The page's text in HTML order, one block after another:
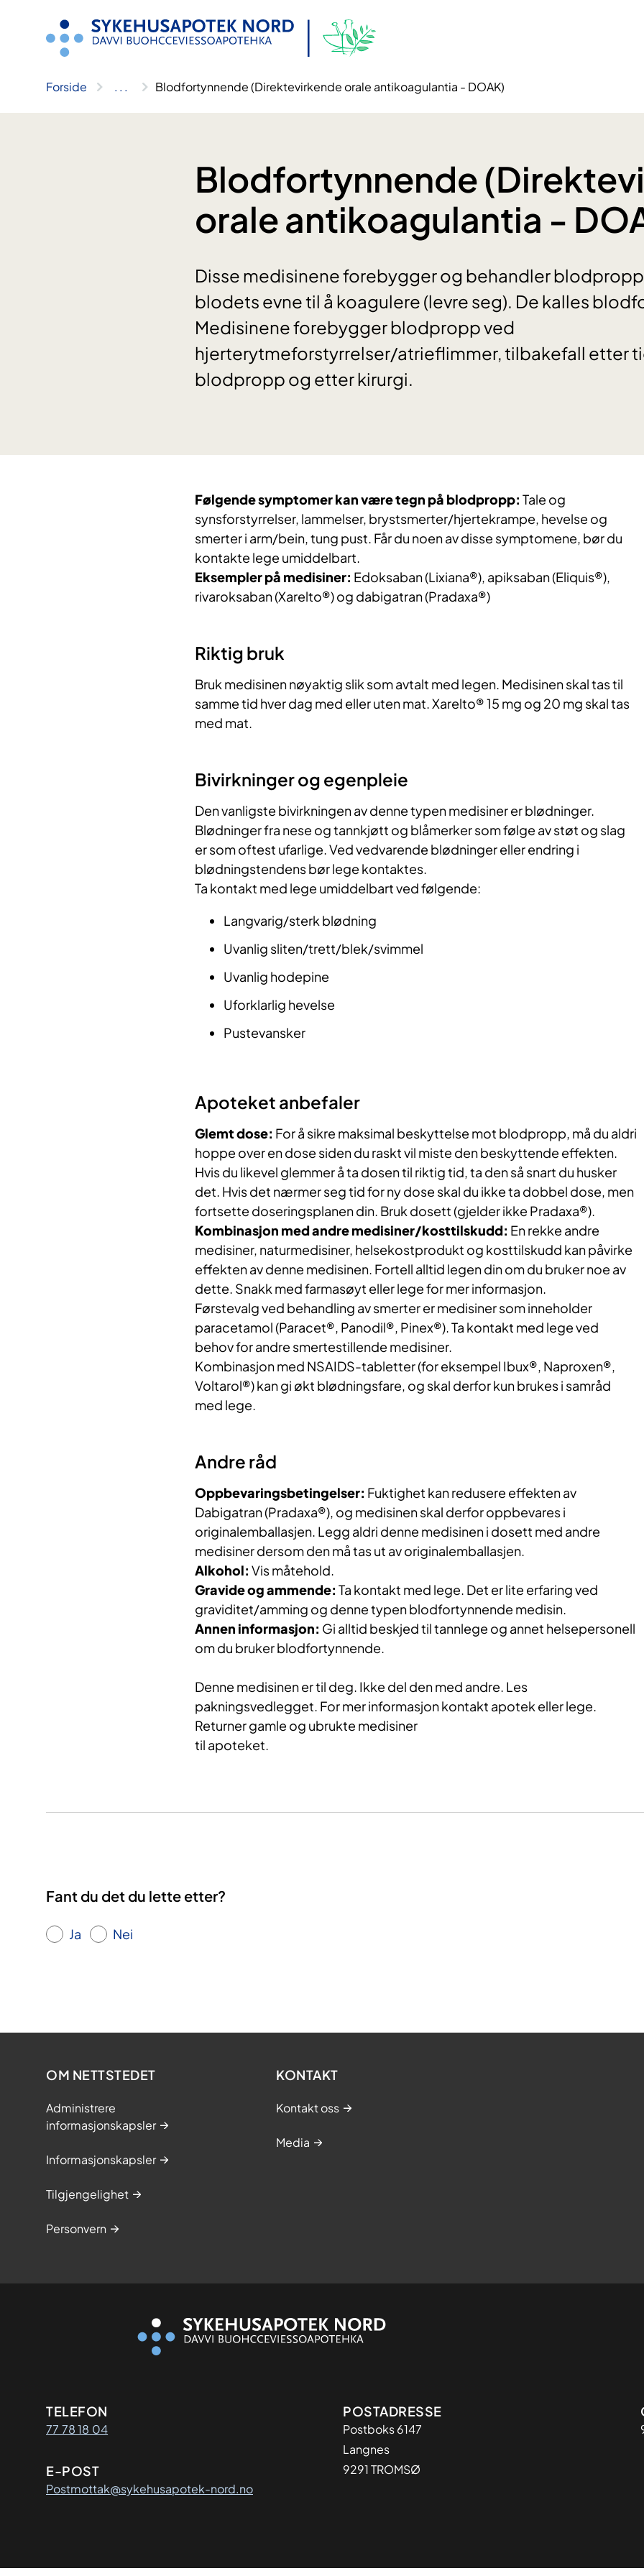
Forside .. . Blodfortynnende (Direktevirkende orale antikoagulantia - DOAK)
Blodfortynnende
orale antikoagulantia -
Disse medisinene forebygger og behandler
blodets evne til å koagulere (levre seg). De kalles
Medisinene forebygger blodpropp ved
hjerterytmeforstyrrelser/atrieflimmer, tilbakefall etter
blodpropp og etter kirurgi.
Følgende symptomer kan være tegn på blodpropp: Tale og
synsforstyrrelser, lammelser, brystsmerter/hjertekrampe, hevelse og
smerter i arm/bein, tung pust. Får du noen av disse symptomene, bør du
kontakte lege umiddelbart.
Eksempler på medisiner: Edoksaban (Lixiana®), apiksaban (Eliquis®),
rivaroksaban (Xarelto®) og dabigatran (Pradaxa®)
Riktig bruk
Bruk medisinen nøyaktig slik som avtalt med legen. Medisinen skal tas til
samme tid hver dag med eller uten mat. Xarelto® 15 mg og 20 mg skal tas
med mat.
Bivirkninger og egenpleie
Den vanligste bivirkningen av denne typen medisiner er blødninger.
Blødninger fra nese og tannkjøtt og blåmerker som følge av støt og slag
er som oftest ufarlige. Ved vedvarende blødninger eller endring i
blødningstendens bør lege kontaktes.
Ta kontakt med lege umiddelbart ved følgende:
Langvarig/sterk blødning
Uvanlig sliten/trett/blek/svimmel
Uvanlig hodepine
Uforklarlig hevelse
Pustevansker
Apoteket anbefaler
Glemt dose: For å sikre maksimal beskyttelse mot blodpropp, må du aldri
hoppe over en dose siden du raskt vil miste den beskyttende effekten.
Hvis du likevel glemmer å ta dosen til riktig tid, ta den så snart du husker
det. Hvis det nærmer seg tid for ny dose skal du ikke ta dobbel dose, men
fortsette doseringsplanen din. Bruk dosett (gjelder ikke Pradaxa®).
Kombinasjon med andre medisiner/kosttilskudd: En rekke andre
medisiner, naturmedisiner, helsekostprodukt og kosttilskudd kan påvirke
effekten av denne medisinen. Fortell alltid legen din om du bruker noe av
dette. Snakk med farmasøyt eller lege for mer informasjon.
Førstevalg ved behandling av smerter er medisiner som inneholder
paracetamol (Paracet®, Panodil®, Pinex®). Ta kontakt med lege ved
behov for andre smertestillende medisiner.
Kombinasjon med NSAIDS-tabletter (for eksempel Ibux®, Naproxen®,
Voltarol®) kan gi økt blødningsfare, og skal derfor kun brukes i samråd
med lege.
Andre råd
Oppbevaringsbetingelser: Fuktighet kan redusere effekten av
Dabigatran (Pradaxa®), og medisinen skal derfor oppbevares i
originalemballasjen. Legg aldri denne medisinen i dosett med andre
medisiner dersom den må tas ut av originalemballasjen.
Alkohol: Vis måtehold.
Gravide og ammende: Ta kontakt med lege. Det er lite erfaring ved
graviditet/amming og denne typen blodfortynnende medisin.
Annen informasjon: Gi alltid beskjed til tannlege og annet helsepersonell
om du bruker blodfortynnende.
Denne medisinen er til deg. Ikke del den med andre. Les
pakningsvedlegget. For mer informasjon kontakt apotek eller lege.
Returner gamle og ubrukte medisiner
til apoteket.
Fant du det du lette etter?
Ja Nei
OM NETTSTEDET
Administrere
informasjonskapsler
Informasjonskapsler
Tilgjengelighet
Personvern
KONTAKT
Kontakt oss
Media
Kontaktinformasjon
TELEFON
77 78 18 04
E-POST
Postmottak@sykehusapotek-nord.no
Adresse
POSTADRESSE
Postboks 6147
Langnes
9291 TROMSØ